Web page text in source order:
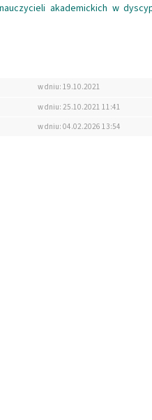
akademickich w
w dniu: 19.10.2021
w dniu: 25.10.2021 11:41
w dniu: 04.02.2026 13:54